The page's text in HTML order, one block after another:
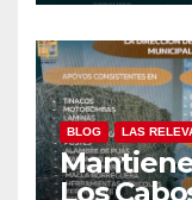
BLOG LAS
Los